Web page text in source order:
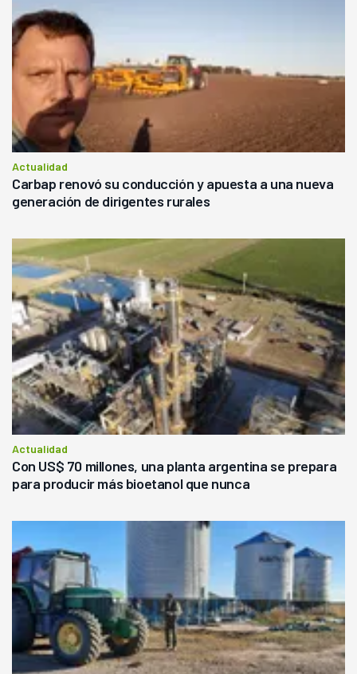
Actualidad
Carbap renovó su conducción y apuesta a una nueva
generación de dirigentes rurales
Actualidad
Con US$ 70 millones, una planta argentina se prepara
para producir más bioetanol que nunca